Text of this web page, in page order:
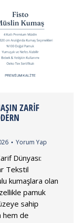
ZARIF
Yorum Yap
Dünyası:
Tekstil
kumaşlara olan
pamuk
sahip
hem de